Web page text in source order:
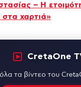
– Η
στα χαρτιά»
CretaOne
τα βίντεο του